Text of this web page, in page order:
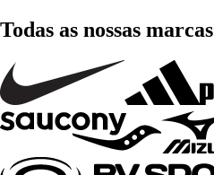
Todas as nossas marcas